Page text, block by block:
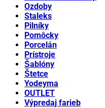
Ozdoby
Staleks
Pilníky
Pomôcky
Porcelán
Prístroje
Šablóny
Štetce
Yodeyma
OUTLET
Výpredaj farieb